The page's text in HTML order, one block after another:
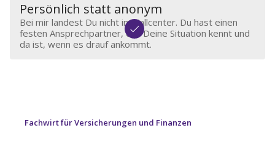
Fachwirt für Versicherungen und Finanzen
Persönlich statt anonym
Bei mir landest Du nicht im Callcenter. Du hast einen
festen Ansprechpartner, der Deine Situation kennt und
da ist, wenn es drauf ankommt.